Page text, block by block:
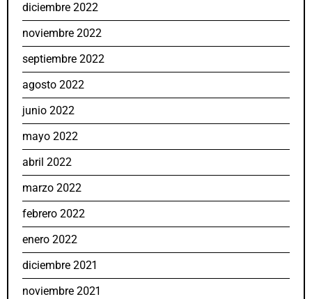
diciembre 2022
noviembre 2022
septiembre 2022
agosto 2022
junio 2022
mayo 2022
abril 2022
marzo 2022
febrero 2022
enero 2022
diciembre 2021
noviembre 2021